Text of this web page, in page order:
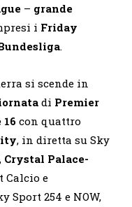
– grande
i Friday
.
si scende in
di Premier
16 con quattro
, in diretta su Sky
Crystal Palace-
Calcio e
Sport 254 e NOW,